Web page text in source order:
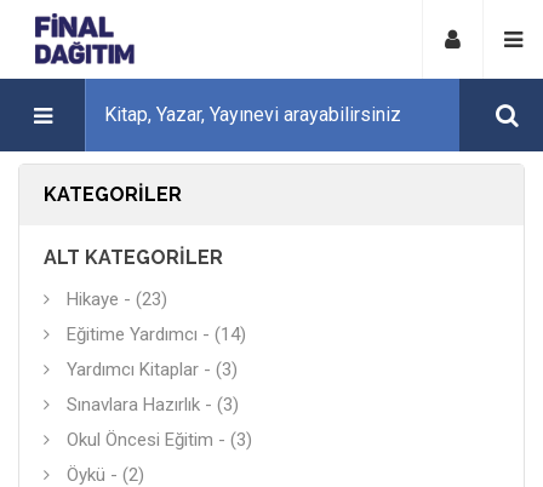
KATEGORILER
ALT KATEGORILER
Hikaye - (23)
Eğitime Yardımcı - (14)
Yardımcı Kitaplar - (3)
Sınavlara Hazırlık - (3)
Okul Öncesi Eğitim - (3)
Öykü - (2)